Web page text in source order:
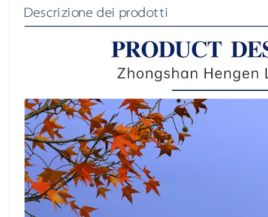
Descrizione dei prodotti